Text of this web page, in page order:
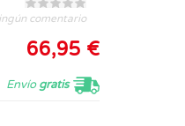
comentario
66,95 €
Envíogratis